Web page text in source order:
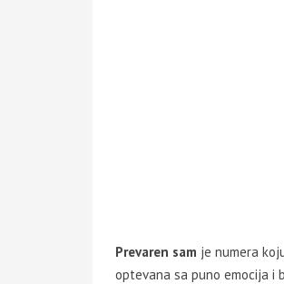
Prevaren sam je numera
optevana sa puno emocija i